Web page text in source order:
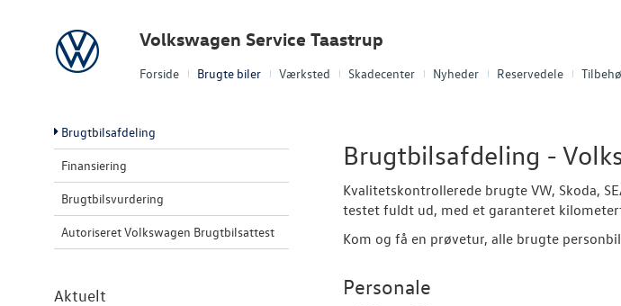
Forside Brugte biler Værksted Skadecenter Nyheder Reservedele
Volkswagen Volkswagen Service Taastrup
Brugtbilsafdeling
Finansiering
Brugtbilsvurdering
Autoriseret Volkswagen Brugtbilsattest
Aktuelt
Brugtbilsafdeling -
Kvalitetskontrollerede brugte VW, Skoda,
testet fuldt ud, med et garanteret
Kom og få en prøvetur, alle brugte
Personale